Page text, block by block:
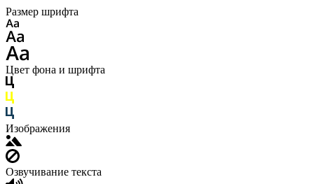
Размер шрифта
Цвет фона и шрифта
Изображения
Озвучивание текста